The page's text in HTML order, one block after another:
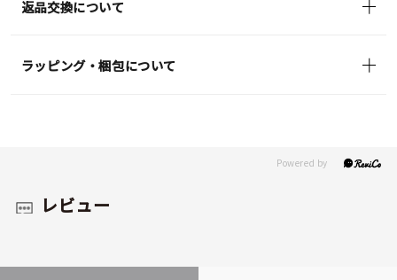
返品交換について
ラッピング・梱包について
レビュー